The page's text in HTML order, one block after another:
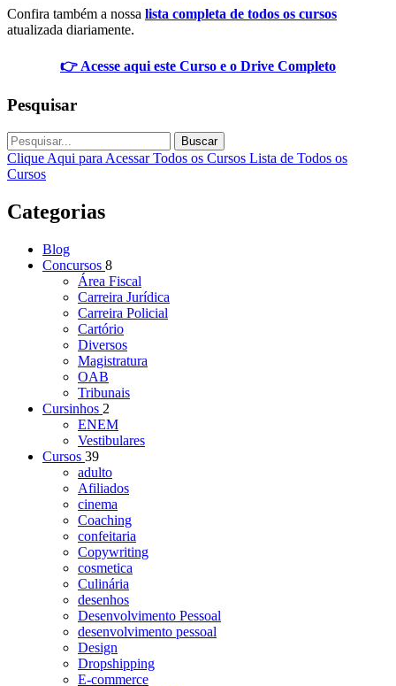
Confira também a nossa lista completa de todos os cursos
atualizada diariamente.
👉 Acesse aqui este Curso e o Drive Completo
Pesquisar
Buscar
Clique Aqui para Acessar Todos os Cursos Lista de Todos os
Cursos
Categorias
Blog
Concursos 8
Área Fiscal
Carreira Jurídica
Carreira Policial
Cartório
Diversos
Magistratura
OAB
Tribunais
Cursinhos 2
ENEM
Vestibulares
Cursos 39
adulto
Afiliados
cinema
Coaching
confeitaria
Copywriting
cosmetica
Culinária
desenhos
Desenvolvimento Pessoal
desenvolvimento pessoal
Design
Dropshipping
E-commerce